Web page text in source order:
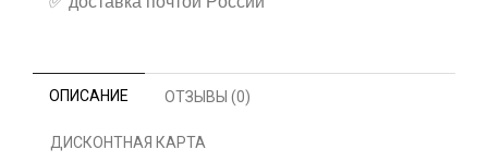
ОПИСАНИЕ ОТЗЫВЫ (0)
ДИСКОНТНАЯ КАРТА